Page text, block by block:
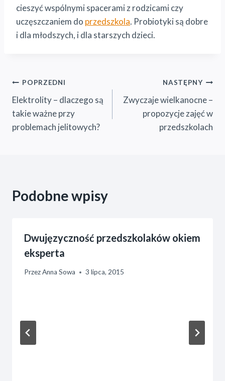
cieszyć wspólnymi spacerami z rodzicami czy
uczęszczaniem do przedszkola. Probiotyki są dobre
i dla młodszych, i dla starszych dzieci.
Nawigacja
wpisu
POPRZEDNI
Elektrolity – dlaczego są
takie ważne przy
problemach jelitowych?
NASTĘPNY
Zwyczaje wielkanocne –
propozycje zajęć w
przedszkolach
Podobne wpisy
Dwujęzyczność przedszkolaków okiem
eksperta
PrzezAnna Sowa 3 lipca, 2015